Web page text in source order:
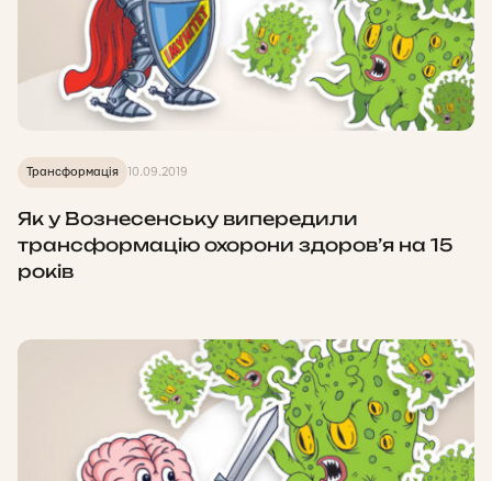
Трансформація 10.09.2019
Як у Вознесенську випередили
трансформацію охорони здоров’я на 15
років